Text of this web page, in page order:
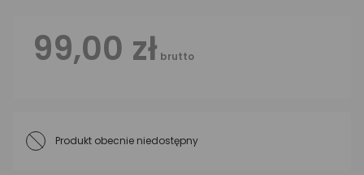
99,00 zł brutto
Produkt obecnie niedostępny